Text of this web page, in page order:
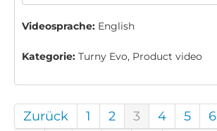
Videosprache: English
Kategorie: Turny Evo, Product video
Zurück 1 2 3 4 5 6